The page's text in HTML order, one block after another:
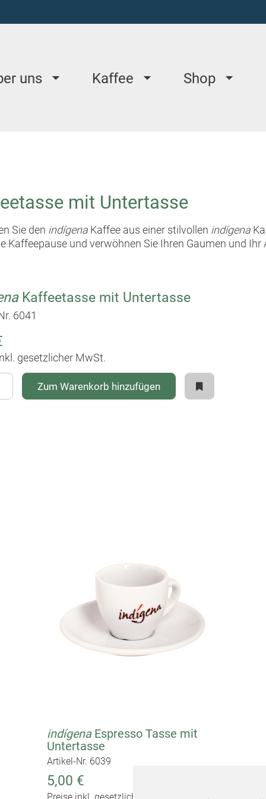
uns Kaffee Shop
mit Untertasse
Sie den indígena Kaffee aus einer stilvollen indígena
Kaffeepause und verwöhnen Sie Ihren Gaumen und Ihr
Kaffeetasse mit Untertasse
6041
gesetzlicher MwSt.
Zum Warenkorb hinzufügen
indígenaEspresso Tasse mit
Untertasse
Artikel-Nr. 6039
5,00 €